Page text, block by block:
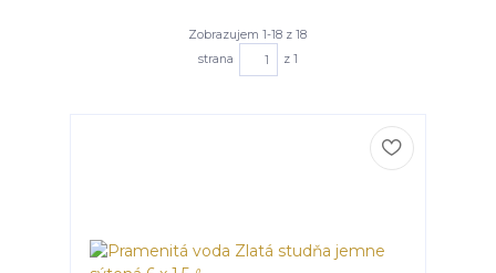
Zobrazujem 1-18 z 18
strana
z 1